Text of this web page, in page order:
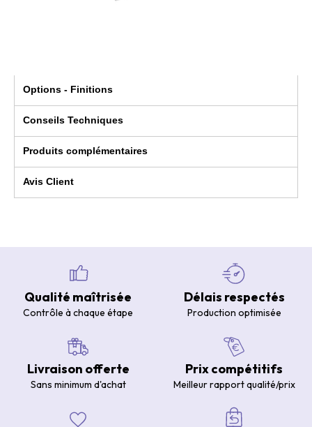
Options - Finitions
Conseils Techniques
Produits complémentaires
Avis Client
Qualité maîtrisée
Contrôle à chaque étape
Délais respectés
Production optimisée
Livraison offerte
Sans minimum d'achat
Prix compétitifs
Meilleur rapport qualité/prix